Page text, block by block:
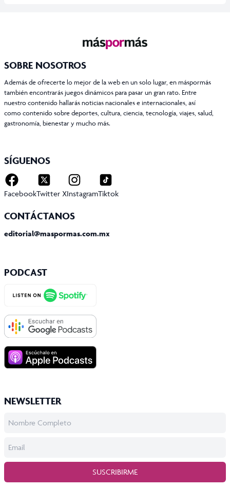
SOBRE NOSOTROS
Además de ofrecerte lo mejor de la web en un solo lugar, en máspormás
también encontrarás juegos dinámicos para pasar un gran rato. Entre
nuestro contenido hallarás noticias nacionales e internacionales, así
como contenido sobre deportes, cultura, ciencia, tecnología, viajes, salud,
gastronomía, bienestar y mucho más.
SÍGUENOS
FacebookTwitter XInstagramTiktok
CONTÁCTANOS
editorial@maspormas.com.mx
PODCAST
NEWSLETTER
SUSCRIBIRME